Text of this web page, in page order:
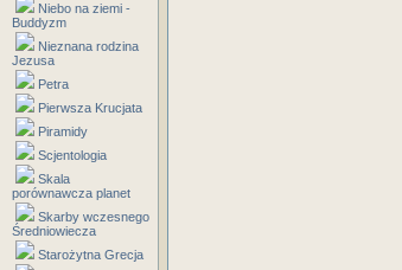
Niebo na ziemi -
Buddyzm
Nieznana rodzina
Jezusa
Petra
Pierwsza Krucjata
Piramidy
Scjentologia
Skala
porównawcza planet
Skarby wczesnego
Średniowiecza
Starożytna Grecja